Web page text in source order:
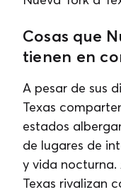
Cosas que
tienen en
A pesar de sus
Texas
estados
de lugares de
y vida nocturna.
Texas rivalizan